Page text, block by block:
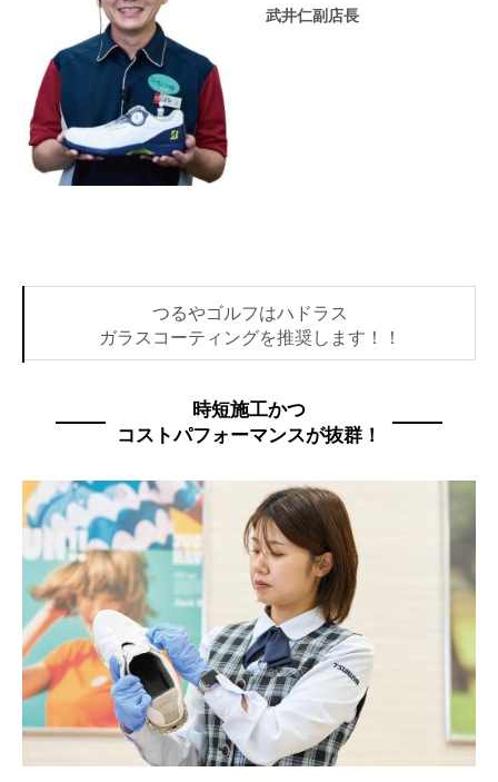
武井仁副店長
つるやゴルフはハドラス
ガラスコーティングを推奨します！！
時短施工かつ
コストパフォーマンスが抜群！